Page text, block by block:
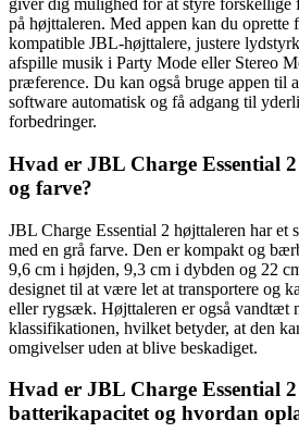
giver dig mulighed for at styre
på højttaleren. Med appen kan du oprette
kompatible JBL-højttalere, justere
afspille musik i Party Mode eller Stereo
præference. Du kan også bruge appen til
software automatisk og få adgang til
forbedringer.
Hvad er JBL Charge Essential
og farve?
JBL Charge Essential 2 højttaleren har et
med en grå farve. Den er kompakt og
9,6 cm i højden, 9,3 cm i dybden og 22
designet til at være let at transportere og
eller rygsæk. Højttaleren er også vandtæt
klassifikationen, hvilket betyder, at den
omgivelser uden at blive beskadiget.
Hvad er JBL Charge Essential
batterikapacitet og hvordan